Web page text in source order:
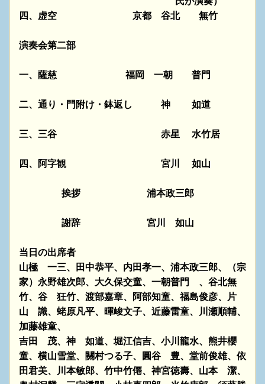
四、虚空 京都 谷北 無竹
演奏会第二部
一、薩慈 福岡 一朝 普門
二、通り・門附け・鉢返し 神 如道
三、三谷 赤星 水竹居
四、阿字観 宮川 如山
挨拶 浦本政三郎
謝辞 宮川 如山
当日の出席者
山極 一三、田中恭平、内田孝一、浦本政三郎、（宗
家）永野雄次郎、大久保交童、一朝普門 、谷北無
竹、 谷 狂竹、渡部嘉章、阿部知童、福島俊彦、片
山 識、蛯原凡平、暉峻文子、近藤雷童、川瀬順輔、
加藤雄童、
吉田 茂、神 如道、堀江信吉、小川龍水、熊井櫻
童、横山雪堂、關村つる子、圓谷 豊、堂前俊雄、依
田君美、川本敏郎、竹中竹僊、神宮徳壽、山本 潔、